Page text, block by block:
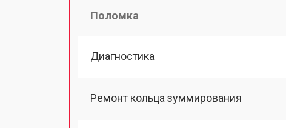
Поломка
Диагностика
Ремонт кольца зуммирования